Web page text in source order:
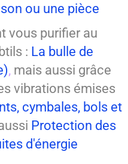
ou une pièce
vous purifier au
: La bulle de
, mais aussi grâce
vibrations émises
cymbales, bols et
Protection des
d'énergie